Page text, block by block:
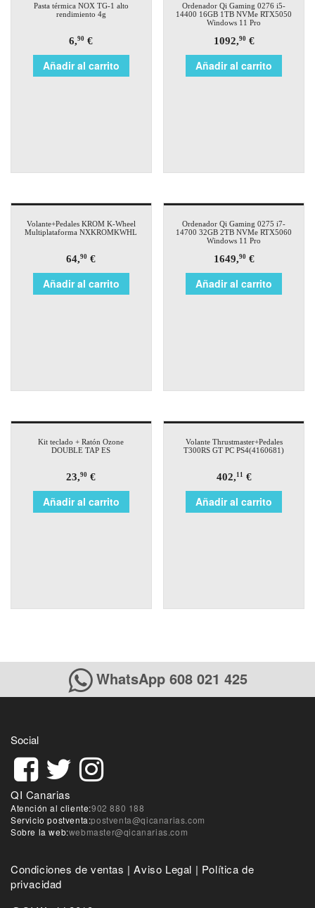
Pasta térmica NOX TG-1 alto
rendimiento 4g
6,90 €
Añadir al carrito
Ordenador Qi Gaming 0276 i5-
14400 16GB 1TB NVMe RTX5050
Windows 11 Pro
1092,90€
Añadir al carrito
Volante+Pedales KROM K-Wheel
Multiplataforma NXKROMKWHL
64,90 €
Añadir al carrito
Ordenador Qi Gaming 0275 i7-
14700 32GB 2TB NVMe RTX5060
Windows 11 Pro
1649,90€
Añadir al carrito
Kit teclado + Ratón Ozone
DOUBLE TAP ES
23,90 €
Añadir al carrito
Volante Thrustmaster+Pedales
T300RS GT PC PS4(4160681)
402,11 €
Añadir al carrito
WhatsApp 608 021 425
Social
QI Canarias
Atención al cliente:902 880 188
Servicio postventa:postventa@qicanarias.com
Sobre la web:webmaster@qicanarias.com
Condiciones de ventas |Aviso Legal | Política de
privacidad